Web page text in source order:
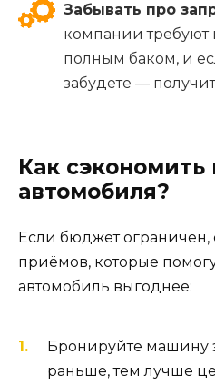
Забывать про
компании требуют
полным баком, и
забудете —
Как сэкономить
автомобиля?
Если бюджет ограничен,
приёмов, которые
автомобиль выгоднее:
Бронируйте машину
раньше, тем лучше